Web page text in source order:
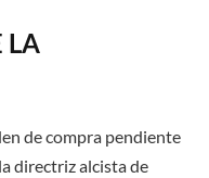
LA
de compra pendiente
directriz alcista de